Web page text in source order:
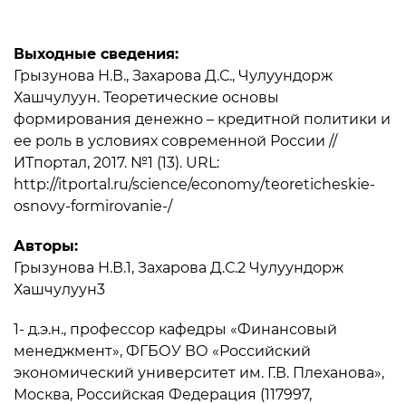
Выходные сведения:
Грызунова Н.В., Захарова Д.С., Чулуундорж
Хашчулуун. Теоретические основы
формирования денежно – кредитной политики и
ее роль в условиях современной России //
ИТпортал, 2017. №1 (13). URL:
http://itportal.ru/science/economy/teoreticheskie-
osnovy-formirovanie-/
Авторы:
Грызунова Н.В.1, Захарова Д.С.2 Чулуундорж
Хашчулуун3
1- д.э.н., профессор кафедры «Финансовый
менеджмент», ФГБОУ ВО «Российский
экономический университет им. Г.В. Плеханова»,
Москва, Российская Федерация (117997,